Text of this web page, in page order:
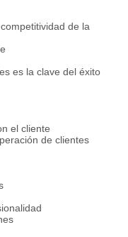
de la
es la clave del éxito
el cliente
de clientes